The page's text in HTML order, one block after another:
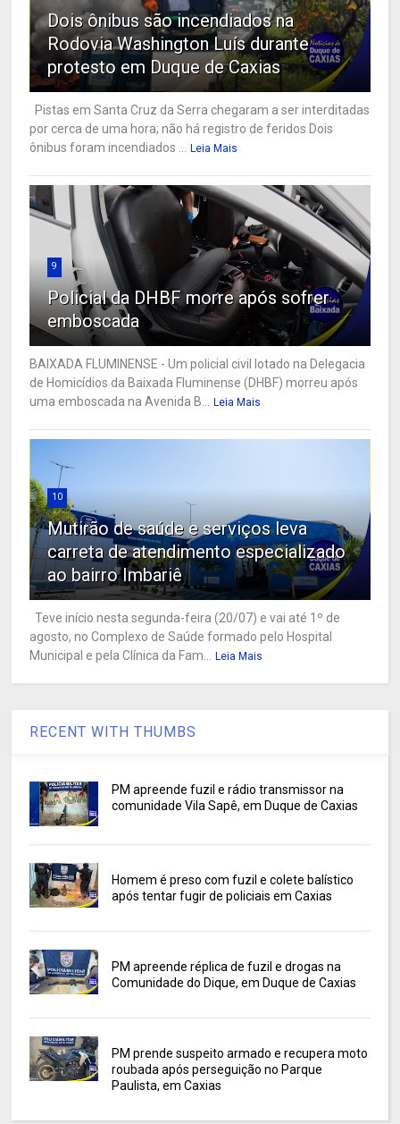
Dois ônibus são incendiados na
Rodovia Washington Luís durante
protesto em Duque de Caxias
Pistas em Santa Cruz da Serra chegaram a ser interditadas
por cerca de uma hora; não há registro de feridos Dois
ônibus foram incendiados ...
Leia Mais
9
Policial da DHBF morre após sofrer
emboscada
BAIXADA FLUMINENSE - Um policial civil lotado na Delegacia
de Homicídios da Baixada Fluminense (DHBF) morreu após
uma emboscada na Avenida B...
Leia Mais
10
Mutirão de saúde e serviços leva
carreta de atendimento especializado
ao bairro Imbariê
Teve início nesta segunda-feira (20/07) e vai até 1º de
agosto, no Complexo de Saúde formado pelo Hospital
Municipal e pela Clínica da Fam...
Leia Mais
RECENT WITH THUMBS
PM apreende fuzil e rádio transmissor na
comunidade Vila Sapê, em Duque de Caxias
Homem é preso com fuzil e colete balístico
após tentar fugir de policiais em Caxias
PM apreende réplica de fuzil e drogas na
Comunidade do Dique, em Duque de Caxias
PM prende suspeito armado e recupera moto
roubada após perseguição no Parque
Paulista, em Caxias